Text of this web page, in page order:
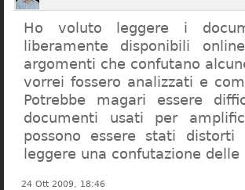
Ho voluto leggere i
liberamente disponibili
argomenti che confutano
vorrei fossero analizzati e
Potrebbe magari essere
documenti usati per
possono essere stati
leggere una confutazione
24 Ott 2009, 18:46